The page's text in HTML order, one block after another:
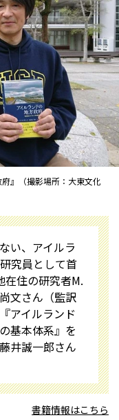
』（撮影場所：大東文化
い、アイルラ
究員として首
在住の研究者M.
文さん（監訳
アイルランド
基本体系』を
井誠一郎さん
書籍情報はこちら